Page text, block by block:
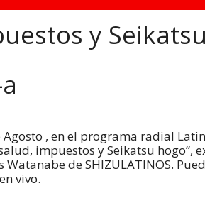
y Seikatsu
, en el programa radial
impuestos y Seikatsu hogo”,
de SHIZULATINOS.
vivo.